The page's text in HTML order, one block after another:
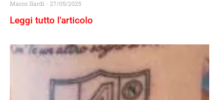
Marco Ilardi 27/05/2025
Leggi tutto l'articolo